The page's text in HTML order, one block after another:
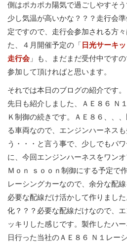
側はポカポカ陽気で過ごしやすそ
少し気温が高いかな？？？走行会
定ですので、走行会参加される方
た、４月開催予定の「 日光サーキ
走行会 」も、まだまだ受付中です
参加して頂ければと思います。
それでは本日のブログの紹介です。
先日も紹介しました、ＡＥ８６ Ｎ
Ｋ制御の続きです。ＡＥ８６、、
る車両なので、エンジンハーネス
う・・・と言う事で、少しでもパ
に、今回エンジンハーネスをワン
Ｍｏｎ ｓｏｏｎ制御にする予定で
レーシングカーなので、余分な配
必要な配線だけ活かして作りまし
化？？？必要な配線だけなので、
ッキリした感じです。製作したハ
日行った当社のＡＥ８６ Ｎ１レー